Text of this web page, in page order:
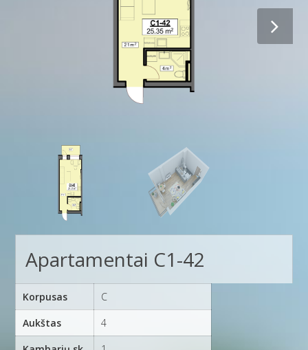
Apartamentai C1-42
Korpusas
C
Aukštas
4